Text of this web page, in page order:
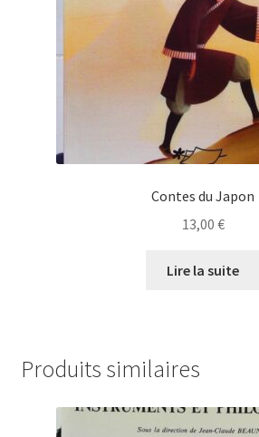
Contes du Japon
13,00 €
Lire la suite
Produits similaires